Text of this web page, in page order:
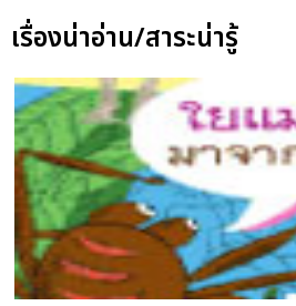
เรื่องน่าอ่าน/สาระน่ารู้